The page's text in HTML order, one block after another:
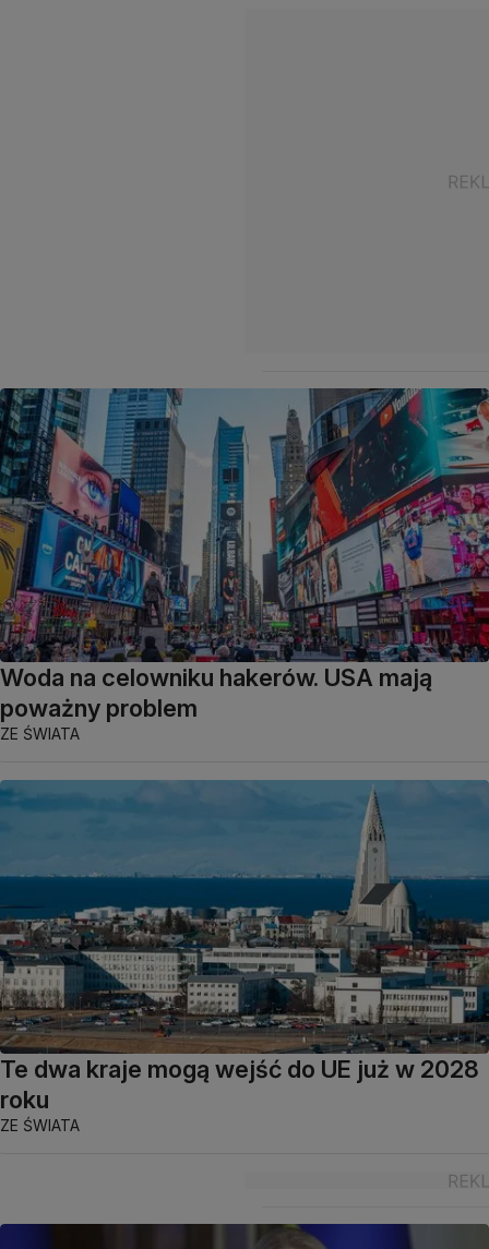
Woda na celowniku hakerów. USA mają
poważny problem
ZE ŚWIATA
Te dwa kraje mogą wejść do UE już w 2028
roku
ZE ŚWIATA